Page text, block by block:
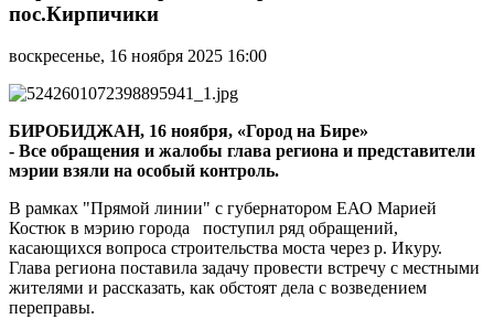
с
в
прошла
с
жителями
пос.Кирпичики
пос.Кирпичики
воскресенье, 16 ноября 2025 16:00
БИРОБИДЖАН, 16 ноября, «Город на Бире»
- Все обращения и жалобы глава региона и представители
мэрии взяли на особый контроль.
В рамках "Прямой линии" с губернатором ЕАО Марией
Костюк в мэрию города поступил ряд обращений,
касающихся вопроса строительства моста через р. Икуру.
Глава региона поставила задачу провести встречу с местными
жителями и рассказать, как обстоят дела с возведением
переправы.